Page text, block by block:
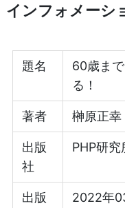
インフォメーシ
題名
60歳ま
る！
著者 榊原正幸
出版
社
PHP研究
出版
2022年